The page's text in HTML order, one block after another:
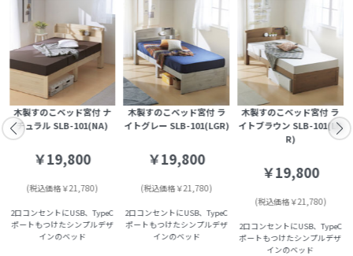
木製すのこベッド宮付 ナ
チュラル SLB-101(NA)
￥19,800
(税込価格￥21,780)
2口コンセントにUSB、TypeC
ポートもつけたシンプルデザ
インのベッド
木製すのこベッド宮付 ラ
イトグレー SLB-101(LGR)
￥19,800
(税込価格￥21,780)
2口コンセントにUSB、TypeC
ポートもつけたシンプルデザ
インのベッド
木製すのこベッド宮付 ラ
イトブラウン SLB-101(LB
R)
￥19,800
(税込価格￥21,780)
2口コンセントにUSB、TypeC
ポートもつけたシンプルデザ
インのベッド